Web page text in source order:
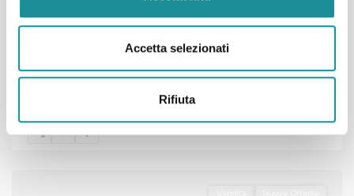
Accetta selezionati
Rifiuta
€135.000
AMPIO TRILOCALE BEN TENUTO CON BALCONE E BOX